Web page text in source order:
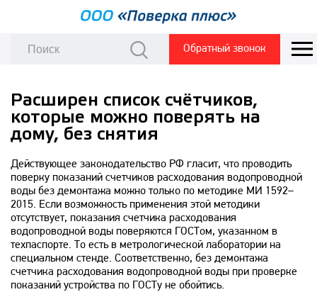
Обратный звонок
Расширен список счётчиков,
которые можно поверять на
дому, без снятия
Действующее законодательство РФ гласит, что проводить
поверку показаний счетчиков расходования водопроводной
воды без демонтажа можно только по методике МИ 1592–
2015. Если возможность применения этой методики
отсутствует, показания счетчика расходования
водопроводной воды поверяются ГОСТом, указанном в
техпаспорте. То есть в метрологической лаборатории на
специальном стенде. Соответственно, без демонтажа
счетчика расходования водопроводной воды при проверке
показаний устройства по ГОСТу не обойтись.